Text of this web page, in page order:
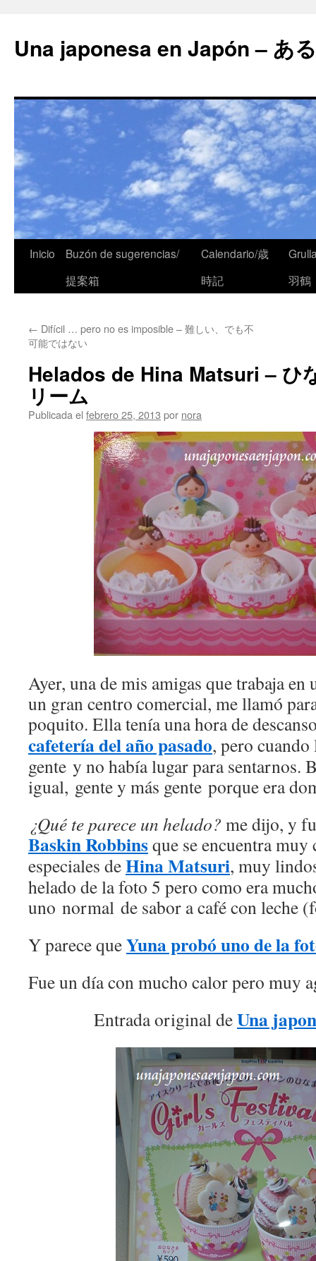
Una japonesa en Japón – あ
Inicio
Buzón de sugerencias/
提案箱
Calendario/歳
時記
羽鶴
← Difícil … pero no es imposible – 難しい、でも不
可能ではない
Helados de Hina Matsuri – ひ
リーム
Publicada el febrero 25, 2013 por nora
Ayer, una de mis amigas que trabaja en
un gran centro comercial, me llamó
poquito. Ella tenía una hora de
cafetería del año pasado, pero cuando
gente y no había lugar para sentarnos.
igual, gente y más gente porque era
¿Qué te parece un helado? me dijo, y
Baskin Robbinsque se encuentra muy
especiales deHina Matsuri, muy
helado de la foto 5 pero como era
uno normal de sabor a café con leche
Y parece queYuna probó uno de la
Fue un día con mucho calor pero muy
Entrada original deUna